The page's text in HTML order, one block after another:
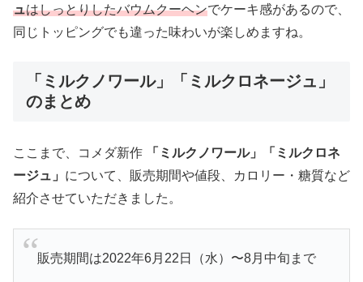
ュはしっとりしたバウムクーヘンでケーキ感があるので、
同じトッピングでも違った味わいが楽しめますね。
「ミルクノワール」「ミルクロネージュ」
のまとめ
ここまで、コメダ新作
「ミルクノワール」「ミルクロネ
ージュ」 について、販売期間や値段、カロリー・糖質など
紹介させていただきました。
販売期間は2022年6月22日（水）〜8月中旬まで